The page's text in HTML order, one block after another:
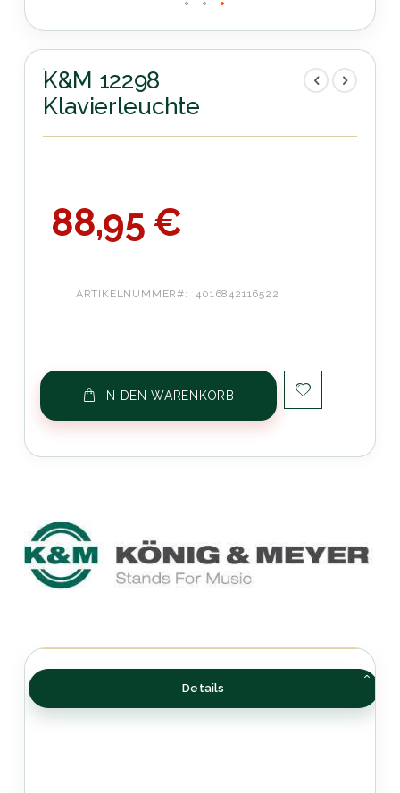
Zum
Anfang
der
Bildergalerie
springen
K&M 12298
Klavierleuchte
88,95 €
ARTIKELNUMMER 4016842116522
IN DEN WARENKORB
Details